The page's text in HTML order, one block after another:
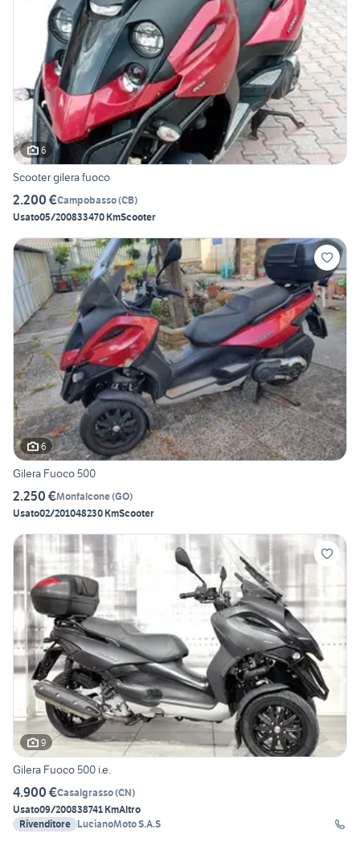
6
Scooter gilera fuoco
2.200 €Campobasso(CB)
Usato05/200833470 KmScooter
6
Gilera Fuoco 500
2.250 €Monfalcone(GO)
Usato02/201048230 KmScooter
9
Gilera Fuoco 500 i.e.
4.900 €Casalgrasso(CN)
Usato09/200838741 KmAltro
Rivenditore LucianoMoto S.A.S